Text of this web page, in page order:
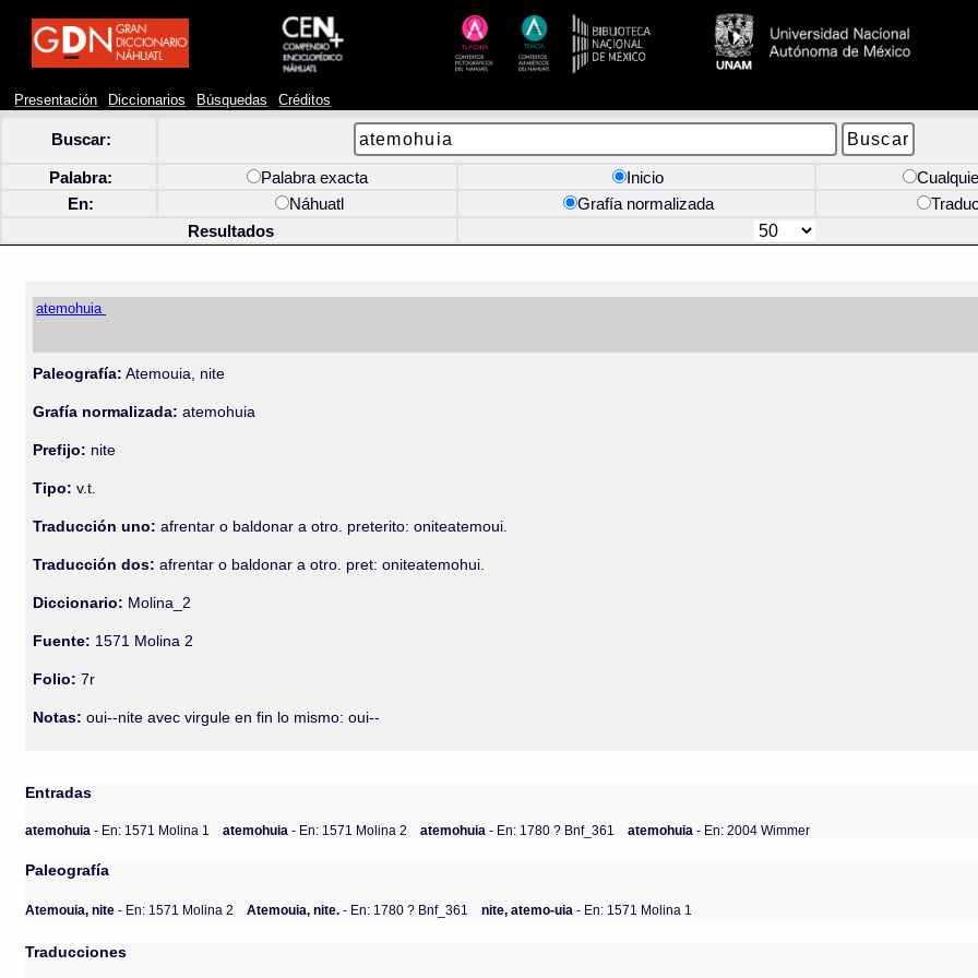
Presentación Diccionarios Búsquedas Créditos
Buscar:
Palabra: Palabra exacta Inicio
En:
Náhuatl Grafía normalizada
Resultados
atemohuia
Paleografía: Atemouia, nite
Grafía normalizada: atemohuia
Prefijo: nite
Tipo: v.t.
Traducción uno: afrentar o baldonar a otro. preterito: oniteatemoui.
Traducción dos: afrentar o baldonar a otro. pret: oniteatemohui.
Diccionario: Molina_2
Fuente: 1571 Molina 2
Folio: 7r
Notas: oui--nite avec virgule en fin lo mismo: oui--
Entradas
atemohuia- En: 1571 Molina 1 atemohuia- En: 1571 Molina 2 atemohuia- En: 1780 ? Bnf_361 atemohuia- En: 2004 Wimmer
Paleografía
Atemouia, nite - En: 1571 Molina 2 Atemouia, nite. - En: 1780 ? Bnf_361 nite, atemo-uia - En: 1571 Molina 1
Traducciones